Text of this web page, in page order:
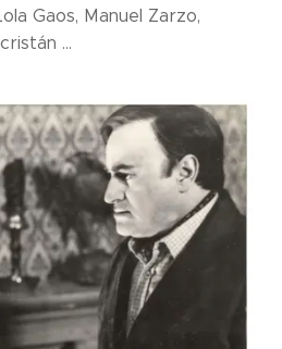
Gaos, Manuel Zarzo,
...